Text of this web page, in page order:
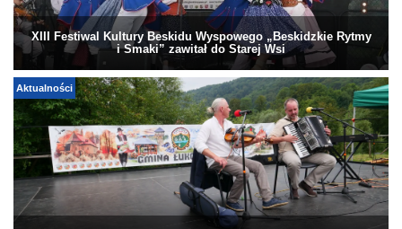
XIII Festiwal Kultury Beskidu Wyspowego „Beskidzkie Rytmy
i Smaki” zawitał do Starej Wsi
Aktualności